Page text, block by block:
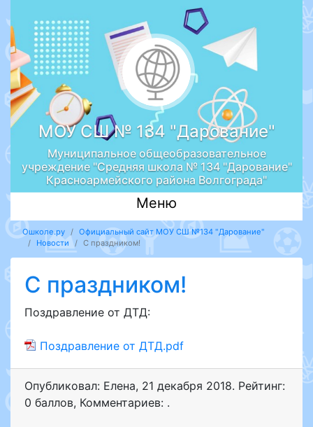
МОУ СШ № 134 "Дарование"
Муниципальное общеобразовательное
учреждение "Средняя школа № 134 "Дарование"
Красноармейского района Волгограда"
Меню
Ошколе.ру
Официальный сайт МОУ СШ №134 "Дарование"
Новости
С праздником!
С праздником!
Поздравление от ДТД:
Поздравление от ДТД.pdf
Опубликовал: Елена, 21 декабря 2018. Рейтинг:
0 баллов, Комментариев: .